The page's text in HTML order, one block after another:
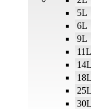
5L
6L
9L
11L
14L
18L
25L
30L